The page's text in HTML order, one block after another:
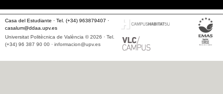
Casa del Estudiante · Tel. (+34) 963879407 ·
casalum@ddaa.upv.es
Universitat Politècnica de València © 2026 · Tel.
(+34) 96 387 90 00 · informacion@upv.es